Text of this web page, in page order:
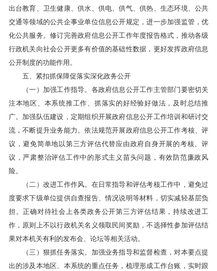
出台教育、卫生健康、供水、供电、供气、供热、生态环境、公共
交通等领域的公共企事业单位信息公开规定，进一步加强监管，优
化公共服务。修订完善政府信息公开工作年度报告格式，推动各级
行政机关向社会公开更多有价值的基础性数据，更好发挥政府信息
公开制度的功能作用。
五、紧扣抓保障促落实深化政务公开
（一）加强工作指导。各政府信息公开工作主管部门要密切关
注本地区、本系统推工作、抓落实的好经验好做法，及时总结推
广。加强队伍建设，定期组织开展政府信息公开工作培训和研讨交
流，不断提升业务能力。依法规范开展政府信息公开工作考核、评
议，避免简单地以第三方评估代替应由政府自身开展的考核、评
议，严肃整治评估工作中的形式主义苗头问题，有效防范廉政风
险。
（二）改进工作作风。在日常指导和评估考核工作中，避免过
度要求下级单位提供自查报告、情况说明等材料，切实减轻基层负
担。正确对待社会上各类政务公开第三方评估结果，持续改进工
作，原则上不以行政机关名义领取民间奖励，不选择性参加评估结
果对本机关有利的发布会、论坛等相关活动。
（三）狠抓任务落实。加强业务指导和监督检查，对本要点提
出的涉及本地区、本系统的重点任务，梳理形成工作台账，实时跟